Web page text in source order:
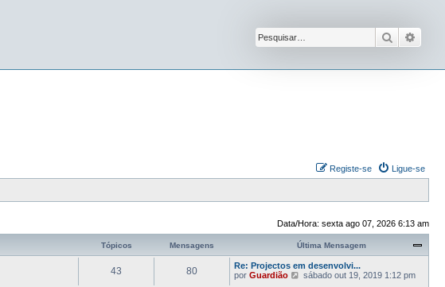
Pesquisar
Ligue-se
Registe-se
Data/Hora: sexta ago 07, 2026 6:13 am
Tópicos Mensagens Última Mensagem
43 80
Re: Projectos em desenvolvi...
por Guardião
Vsábado out 19, 2019 1:12 pm